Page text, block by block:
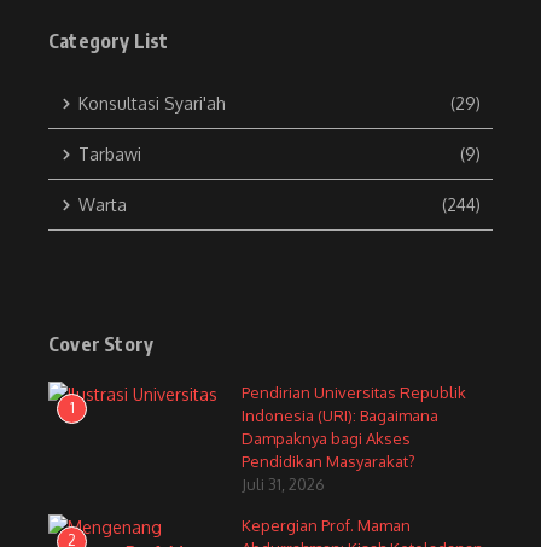
Category List
Konsultasi Syari'ah (29)
Tarbawi (9)
Warta (244)
Cover Story
1
Pendirian Universitas Republik
Indonesia (URI): Bagaimana
Dampaknya bagi Akses
Pendidikan Masyarakat?
Juli 31, 2026
2
Kepergian Prof. Maman